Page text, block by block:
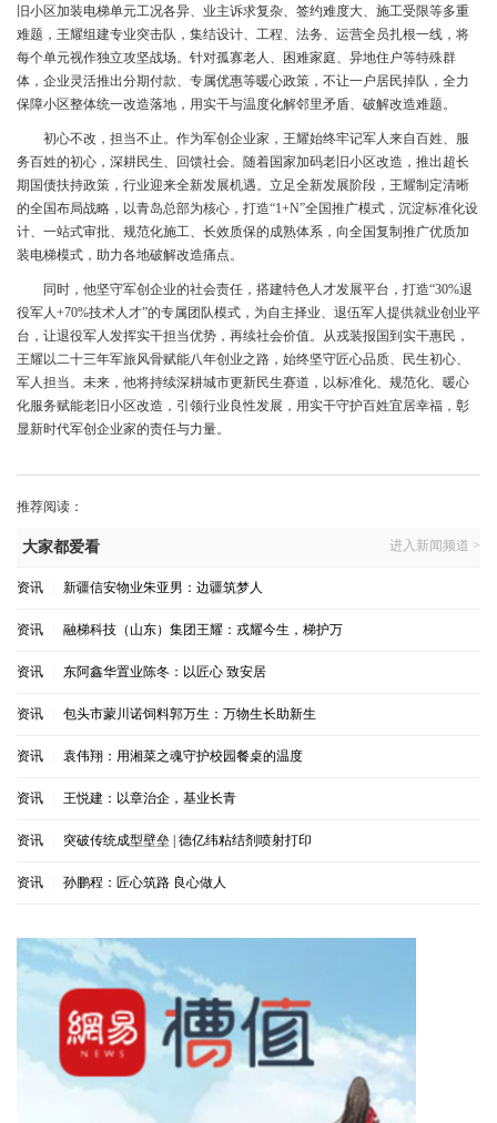
旧小区加装电梯单元工况各异、业主诉求复杂、签约难度大、施工受限等多重
难题，王耀组建专业突击队，集结设计、工程、法务、运营全员扎根一线，将
每个单元视作独立攻坚战场。针对孤寡老人、困难家庭、异地住户等特殊群
体，企业灵活推出分期付款、专属优惠等暖心政策，不让一户居民掉队，全力
保障小区整体统一改造落地，用实干与温度化解邻里矛盾、破解改造难题。
初心不改，担当不止。作为军创企业家，王耀始终牢记军人来自百姓、服
务百姓的初心，深耕民生、回馈社会。随着国家加码老旧小区改造，推出超长
期国债扶持政策，行业迎来全新发展机遇。立足全新发展阶段，王耀制定清晰
的全国布局战略，以青岛总部为核心，打造“1+N”全国推广模式，沉淀标准化设
计、一站式审批、规范化施工、长效质保的成熟体系，向全国复制推广优质加
装电梯模式，助力各地破解改造痛点。
同时，他坚守军创企业的社会责任，搭建特色人才发展平台，打造“30%退
役军人+70%技术人才”的专属团队模式，为自主择业、退伍军人提供就业创业平
台，让退役军人发挥实干担当优势，再续社会价值。从戎装报国到实干惠民，
王耀以二十三年军旅风骨赋能八年创业之路，始终坚守匠心品质、民生初心、
军人担当。未来，他将持续深耕城市更新民生赛道，以标准化、规范化、暖心
化服务赋能老旧小区改造，引领行业良性发展，用实干守护百姓宜居幸福，彰
显新时代军创企业家的责任与力量。
推荐阅读：
大家都爱看 进入新闻频道 >
资讯 新疆信安物业朱亚男：边疆筑梦人
资讯 融梯科技（山东）集团王耀：戎耀今生，梯护万
资讯 东阿鑫华置业陈冬：以匠心 致安居
资讯 包头市蒙川诺饲料郭万生：万物生长助新生
资讯 袁伟翔：用湘菜之魂守护校园餐桌的温度
资讯 王悦建：以章治企，基业长青
资讯 突破传统成型壁垒 | 德亿纬粘结剂喷射打印
资讯 孙鹏程：匠心筑路 良心做人